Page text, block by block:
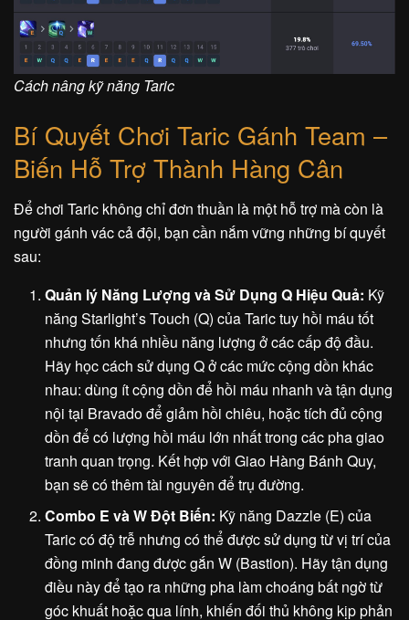
Cách nâng kỹ năng Taric
Bí Quyết Chơi Taric Gánh Team –
Biến Hỗ Trợ Thành Hàng Cân
Để chơi Taric không chỉ đơn thuần là một hỗ trợ mà còn là
người gánh vác cả đội, bạn cần nắm vững những bí quyết
sau:
Quản lý Năng Lượng và Sử Dụng Q Hiệu Quả: Kỹ
năng Starlight’s Touch (Q) của Taric tuy hồi máu tốt
nhưng tốn khá nhiều năng lượng ở các cấp độ đầu.
Hãy học cách sử dụng Q ở các mức cộng dồn khác
nhau: dùng ít cộng dồn để hồi máu nhanh và tận dụng
nội tại Bravado để giảm hồi chiêu, hoặc tích đủ cộng
dồn để có lượng hồi máu lớn nhất trong các pha giao
tranh quan trọng. Kết hợp với Giao Hàng Bánh Quy,
bạn sẽ có thêm tài nguyên để trụ đường.
Combo E và W Đột Biến: Kỹ năng Dazzle (E) của
Taric có độ trễ nhưng có thể được sử dụng từ vị trí của
đồng minh đang được gắn W (Bastion). Hãy tận dụng
điều này để tạo ra những pha làm choáng bất ngờ từ
góc khuất hoặc qua lính, khiến đối thủ không kịp phản